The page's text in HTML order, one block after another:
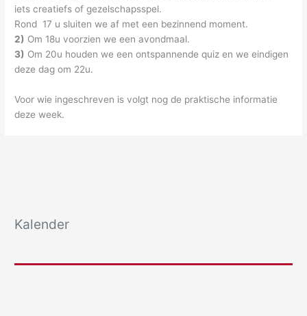
iets creatiefs of gezelschapsspel.
Rond 17 u sluiten we af met een bezinnend moment.
2) Om 18u voorzien we een avondmaal.
3) Om 20u houden we een ontspannende quiz en we eindigen
deze dag om 22u.
Voor wie ingeschreven is volgt nog de praktische informatie
deze week.
Kalender